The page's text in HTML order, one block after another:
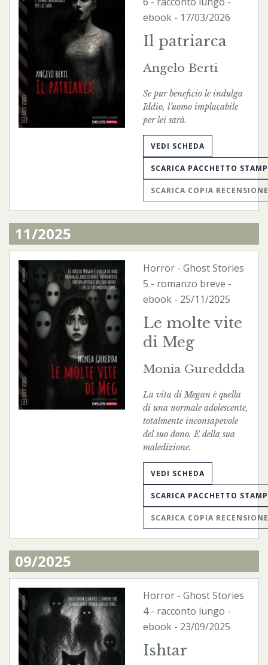
ebook - 17/03/2026
Il patriarca
Angelo Berti
Se pur beneficio le indulga
Iddio, l’uomo implacabile
per lei sarà.
VEDI SCHEDA
SCARICA PACCHETTO
SCARICA COPIA RECENSIONE
11/2025
Horror - Ghost Stories
5 - romanzo breve -
ebook - 25/11/2025
Le molte vite
di Meg
Monia Gureddda
La vita di Megan è quella
di una normale adolescente,
totalmente inconsapevole
del suo dono. E della sua
maledizione.
VEDI SCHEDA
SCARICA PACCHETTO
SCARICA COPIA RECENSIONE
09/2025
Horror - Ghost Stories
4 - racconto lungo -
ebook - 23/09/2025
Ishtar